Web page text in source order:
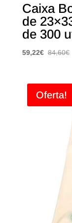
Caixa
de
de 300
59,22€ 84,60€
Oferta!